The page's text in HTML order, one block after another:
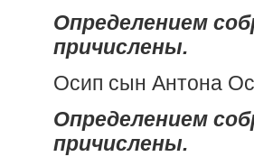
Определением
причислены.
Осип сын Антона
Определением
причислены.